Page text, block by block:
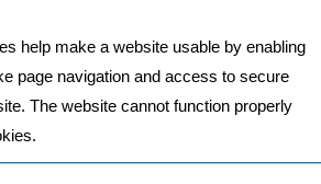
help make a website usable by enabling
page navigation and access to secure
The website cannot function properly